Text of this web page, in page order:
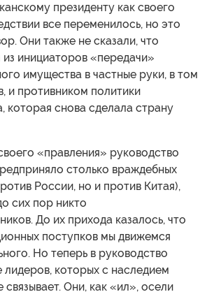
президенту как своего
все переменилось, но это
Они также не сказали, что
инициаторов «передачи»
имущества в частные руки, в том
и противником политики
которая снова сделала страну
«правления» руководство
столько враждебных
России, но и против Китая),
сих пор никто
До их прихода казалось, что
поступков мы движемся
Но теперь в руководство
которых с наследием
Они, как «ил», осели